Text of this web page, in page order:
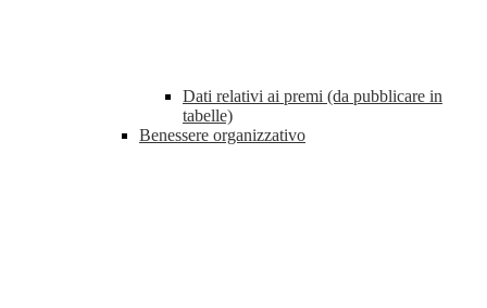
Dati relativi ai premi (da pubblicare in
tabelle)
Benessere organizzativo